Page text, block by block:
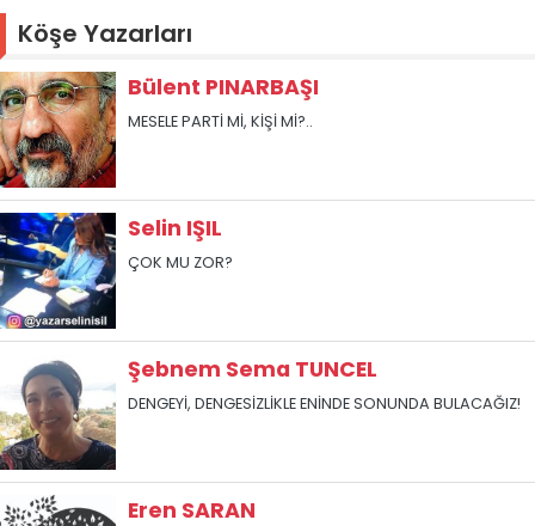
Köşe Yazarları
Bülent PINARBAŞI
MESELE PARTİ Mİ, KİŞİ Mİ?..
Selin IŞIL
ÇOK MU ZOR?
Şebnem Sema TUNCEL
DENGEYİ, DENGESİZLİKLE ENİNDE SONUNDA BULACAĞIZ!
Eren SARAN